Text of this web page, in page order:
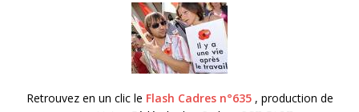
Retrouvez en un clic le Flash Cadres n°635, production de